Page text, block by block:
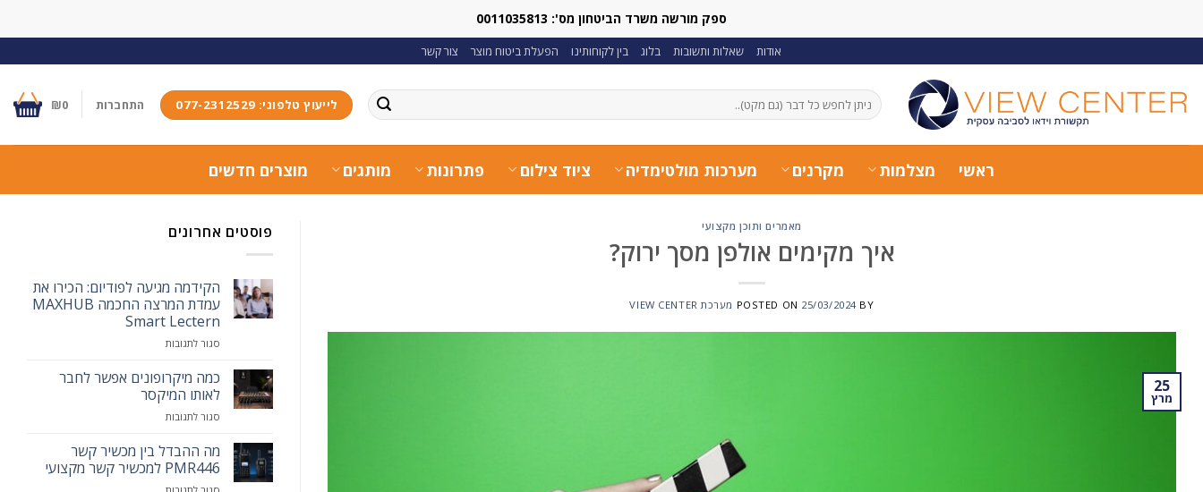
ספק מורשה משרד הביטחון מס': 0011035813
אודות שאלות ותשובות בלוג בין לקוחותינו הפעלת ביטוח מוצר צור קשר
חיפוש
עבור:
לייעוץ טלפוני: 077-2312529 התחברות ₪0
ראשי מצלמות מקרנים מערכות מולטימדיה ציוד צילום פתרונות מותגים מוצרים חדשים
מאמרים ותוכן מקצועי
איך מקימים אולפן מסך ירוק?
POSTED ON 25/03/2024 BY מערכת VIEW CENTER
25
מרץ
פוסטים אחרונים
הקידמה מגיעה לפודיום: הכירו את
עמדת המרצה החכמה MAXHUB
Smart Lectern
סגור לתגובותעל
מגיעה
לפודיום:
הכירו
את
המרצה
החכמה
כמה מיקרופונים אפשר לחבר
לאותו המיקסר
סגור לתגובותעל
מיקרופונים
אפשר
לחבר
מה ההבדל בין מכשיר קשר
PMR446 למכשיר קשר מקצועי
על